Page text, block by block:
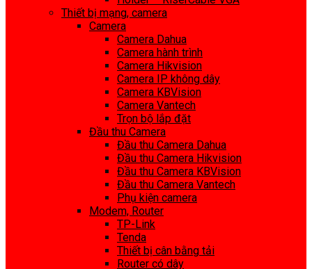
Thiết bị mạng, camera
Camera
Camera Dahua
Camera hành trình
Camera Hikvision
Camera IP không dây
Camera KBVision
Camera Vantech
Trọn bộ lắp đặt
Đầu thu Camera
Đầu thu Camera Dahua
Đầu thu Camera Hikvision
Đầu thu Camera KBVision
Đầu thu Camera Vantech
Phụ kiện camera
Modem, Router
TP-Link
Tenda
Thiết bị cân bằng tải
Router có dây